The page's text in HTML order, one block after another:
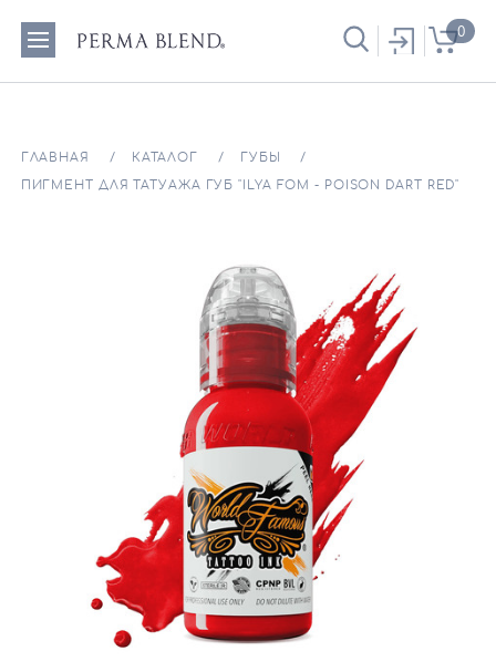
0
ГЛАВНАЯ КАТАЛОГ ГУБЫ
ПИГМЕНТ ДЛЯ ТАТУАЖА ГУБ "ILYA FOM - POISON DART RED"